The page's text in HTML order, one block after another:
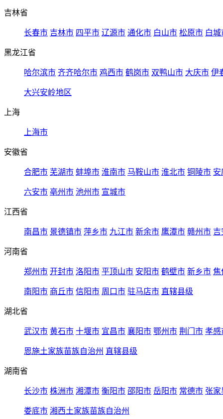
吉林省
长春市 吉林市 四平市 辽源市 通化市 白山市 松原市 白城
黑龙江省
哈尔滨市 齐齐哈尔市 鸡西市 鹤岗市 双鸭山市 大庆市 伊
大兴安岭地区
上海
上海市
安徽省
合肥市 芜湖市 蚌埠市 淮南市 马鞍山市 淮北市 铜陵市 安
六安市 亳州市 池州市 宣城市
江西省
南昌市 景德镇市 萍乡市 九江市 新余市 鹰潭市 赣州市 吉
河南省
郑州市 开封市 洛阳市 平顶山市 安阳市 鹤壁市 新乡市 焦
南阳市 商丘市 信阳市 周口市 驻马店市 直辖县级
湖北省
武汉市 黄石市 十堰市 宜昌市 襄阳市 鄂州市 荆门市 孝感
恩施土家族苗族自治州 直辖县级
湖南省
长沙市 株洲市 湘潭市 衡阳市 邵阳市 岳阳市 常德市 张家
娄底市 湘西土家族苗族自治州